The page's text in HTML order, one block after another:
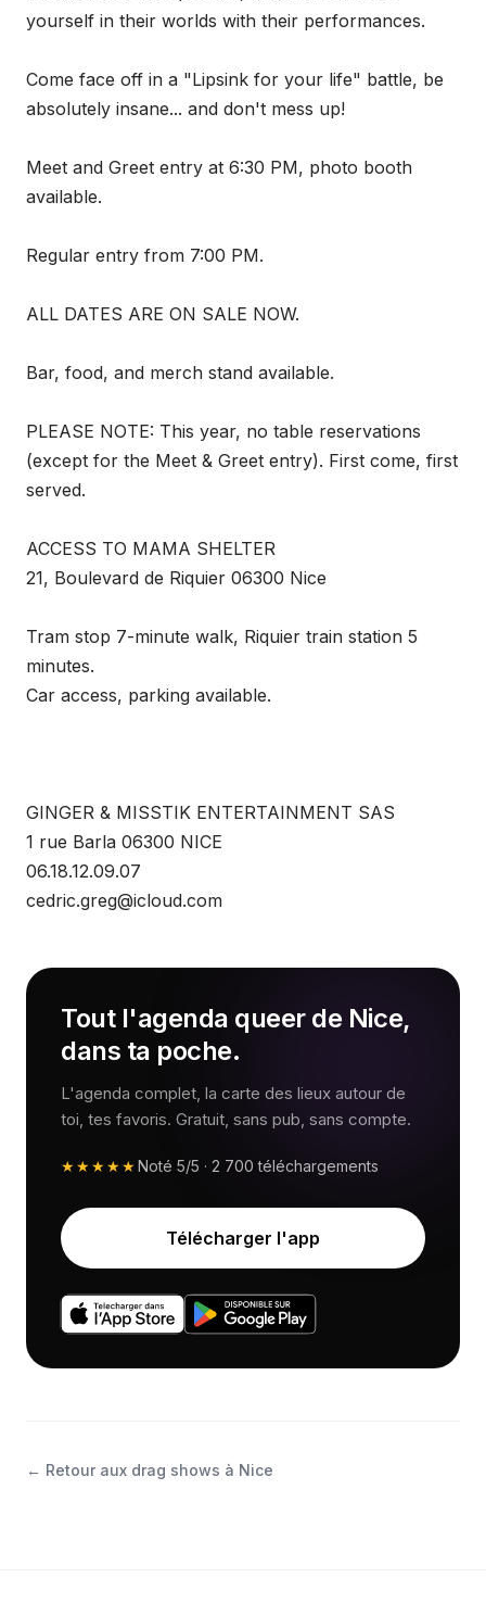
yourself in their worlds with their performances.
Come face off in a "Lipsink for your life" battle, be
absolutely insane... and don't mess up!
Meet and Greet entry at 6:30 PM, photo booth
available.
Regular entry from 7:00 PM.
ALL DATES ARE ON SALE NOW.
Bar, food, and merch stand available.
PLEASE NOTE: This year, no table reservations
(except for the Meet & Greet entry). First come, first
served.
ACCESS TO MAMA SHELTER
21, Boulevard de Riquier 06300 Nice
Tram stop 7-minute walk, Riquier train station 5
minutes.
Car access, parking available.
GINGER & MISSTIK ENTERTAINMENT SAS
1 rue Barla 06300 NICE
06.18.12.09.07
cedric.greg@icloud.com
Tout l'agenda queer de Nice,
dans ta poche.
L'agenda complet, la carte des lieux autour de
toi, tes favoris. Gratuit, sans pub, sans compte.
★★★★★Noté 5/5 · 2 700 téléchargements
Télécharger l'app
← Retour aux drag shows à Nice